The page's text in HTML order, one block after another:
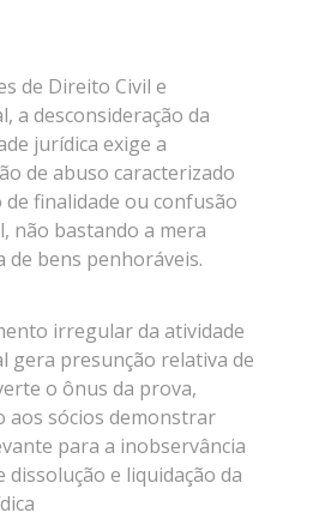
de Direito Civil e
a desconsideração da
jurídica exige a
de abuso caracterizado
de finalidade ou confusão
não bastando a mera
de bens penhoráveis.
irregular da atividade
gera presunção relativa de
o ônus da prova,
aos sócios demonstrar
para a inobservância
dissolução e liquidação da